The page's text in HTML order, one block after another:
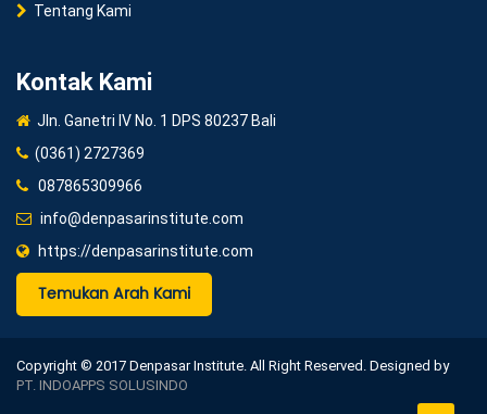
Tentang Kami
Kontak Kami
Jln. Ganetri IV No. 1 DPS 80237 Bali
(0361) 2727369
087865309966
info@denpasarinstitute.com
https://denpasarinstitute.com
Temukan Arah Kami
Copyright © 2017 Denpasar Institute. All Right Reserved. Designed by
PT. INDOAPPS SOLUSINDO